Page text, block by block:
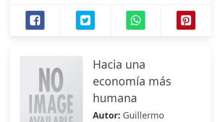
Hacia una
economía más
humana
Autor: Guillermo